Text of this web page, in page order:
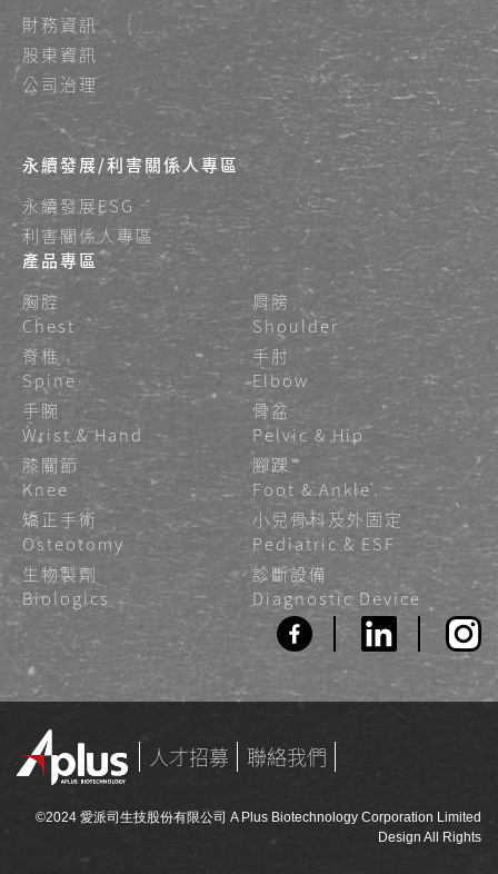
財務資訊
股東資訊
公司治理
永續發展/利害關係人專區
永續發展ESG
利害關係人專區
產品專區
胸腔
Chest
肩膀
Shoulder
脊椎
Spine
手肘
Elbow
手腕
Wrist & Hand
骨盆
Pelvic & Hip
膝關節
Knee
腳踝
Foot & Ankle
矯正手術
Osteotomy
小兒骨科及外固定
Pediatric & ESF
生物製劑
Biologics
診斷設備
Diagnostic Device
人才招募 聯絡我們
©2024 愛派司生技股份有限公司 A Plus Biotechnology Corporation Limited
Design All Rights